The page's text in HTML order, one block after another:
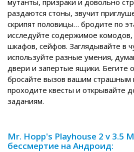
раздаются стоны, звучит
скрипят половицы… бродите по
исследуйте содержимое комодов,
шкафов, сейфов. Заглядывайте в
используйте разные умения,
двери и запертые ящики. Бегите
бросайте вызов вашим страшным
проходите квесты и открывайте
заданиям.
Mr. Hopp's Playhouse 2 v 3.5
бессмертие на Андроид: